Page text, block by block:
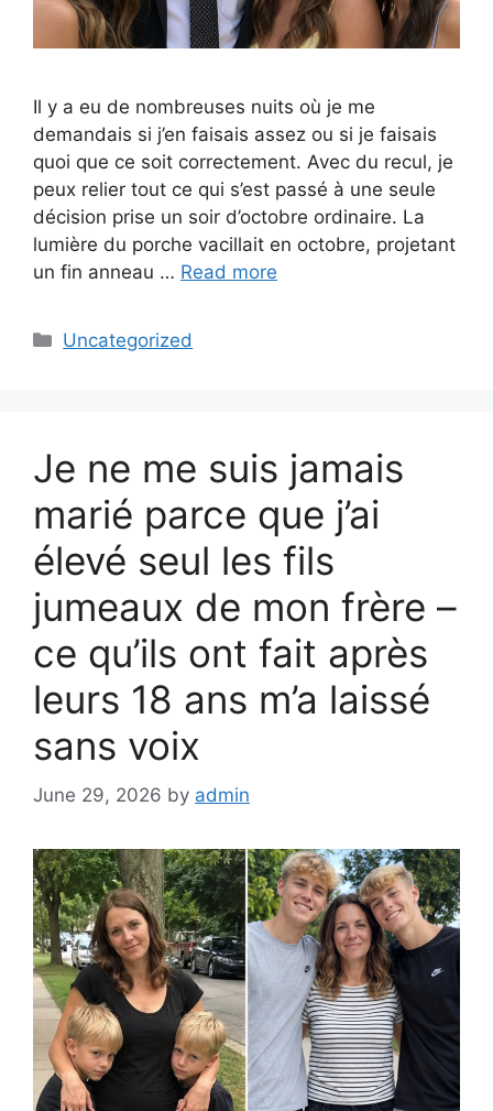
Il y a eu de nombreuses nuits où je me
demandais si j’en faisais assez ou si je faisais
quoi que ce soit correctement. Avec du recul, je
peux relier tout ce qui s’est passé à une seule
décision prise un soir d’octobre ordinaire. La
lumière du porche vacillait en octobre, projetant
un fin anneau … Read more
Categories
Uncategorized
Je ne me suis jamais
marié parce que j’ai
élevé seul les fils
jumeaux de mon frère –
ce qu’ils ont fait après
leurs 18 ans m’a laissé
sans voix
June 29, 2026 by admin